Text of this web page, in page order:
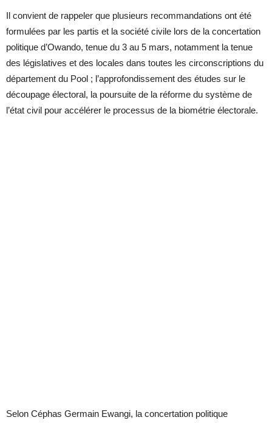
Il convient de rappeler que plusieurs recommandations ont été
formulées par les partis et la société civile lors de la concertation
politique d’Owando, tenue du 3 au 5 mars, notamment la tenue
des législatives et des locales dans toutes les circonscriptions du
département du Pool ; l’approfondissement des études sur le
découpage électoral, la poursuite de la réforme du système de
l’état civil pour accélérer le processus de la biométrie électorale.
Selon Céphas Germain Ewangi, la concertation politique